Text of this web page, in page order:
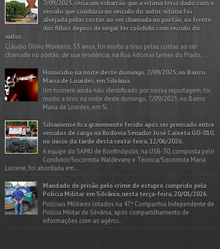
7/09/2025, seria um esbarrão que a vitima teria dado com o
veículo que conduzia no veículo do autor, vítima foi
alvejada pelas costas ao ser chamada no portão, na frente
dos filhos depois de negar ter colidido com veículo do
autor.
Cláudio Olívio Monteiro, 53 anos, foi morto a tiros pelas costas ao ser
chamada no portão, de sua residência, na Rua Adonias Lemes do Prado,...
Homicídio na noite deste domingo, 7/09/2025, no Bairro
Maria de Lourdes, em Silvânia.
Um homem ainda não identificado por nossa reportagem, foi
morto a tiros na noite deste domingo, 7/09/2025, no Bairro
Maria de Lourdes, em Si...
Silvaniense fica gravemente ferido após ser prensado entre
veículos de carga na Rodovia Senador José Caixeta GO-010,
no início da tarde desta sexta-feira, 12/06/2026.
A equipe do SAMU de Bonfinópolis, na USB-30, composta pelo
Condutor/Socorrista Waldevany e Técnica/Socorrista Maria
Luciene, foi abordada em...
Mandado de prisão pelo crime de estupro cumprido pela
Polícia Militar em Silvânia, nesta terça-feira, 20/01/2026.
Policiais Militares lotados na 47ª Companhia Independente de
Polícia Militar de Silvânia, após compartilhamento de
informações com as agênci...